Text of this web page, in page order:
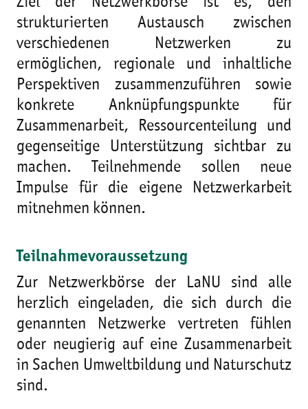
strukturierten Austausch zwischen
verschiedenen Netzwerken zu
ermöglichen, regionale und inhaltliche
Perspektiven zusammenzuführen sowie
konkrete Anknüpfungspunkte für
Zusammenarbeit, Ressourcenteilung und
gegenseitige Unterstützung sichtbar zu
machen. Teilnehmende sollen neue
Impulse für die eigene Netzwerkarbeit
mitnehmen können.
Teilnahmevoraussetzung
Zur Netzwerkbörse der LaNU sind alle
herzlich eingeladen, die sich durch die
genannten Netzwerke vertreten fühlen
oder neugierig auf eine Zusammenarbeit
in Sachen Umweltbildung und Naturschutz
sind.